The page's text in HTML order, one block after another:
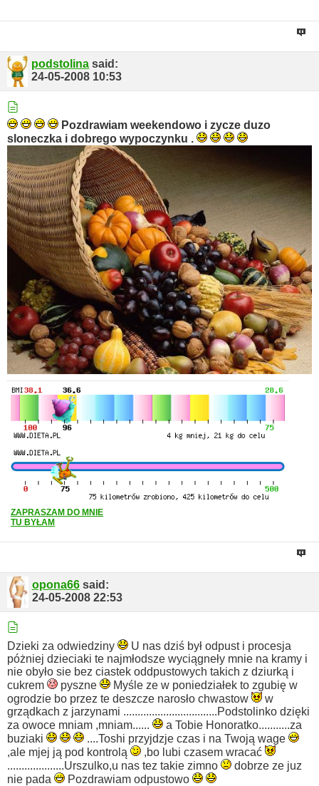
podstolina said:
24-05-2008 10:53
Pozdrawiam weekendowo i zycze duzo
sloneczka i dobrego wypoczynku .
ZAPRASZAM DO MNIE
TU BYŁAM
opona66said:
24-05-2008 22:53
Dzieki za odwiedziny
U nas dziś był odpust i procesja
póżniej dzieciaki te najmłodsze wyciągneły mnie na kramy i
nie obyło sie bez ciastek oddpustowych takich z dziurką i
cukrem
pyszne
Myśle ze w poniedziałek to zgubię w
ogrodzie bo przez te deszcze narosło chwastow
w
grządkach z jarzynami .................................Podstolinko dzięki
za owoce mniam ,mniam......
a Tobie Honoratko...........za
buziaki
....Toshi przyjdzje czas i na Twoją wage
,ale mjej ją pod kontrolą
,bo lubi czasem wracać
....................Urszulko,u nas tez takie zimno
dobrze ze juz
nie pada
Pozdrawiam odpustowo